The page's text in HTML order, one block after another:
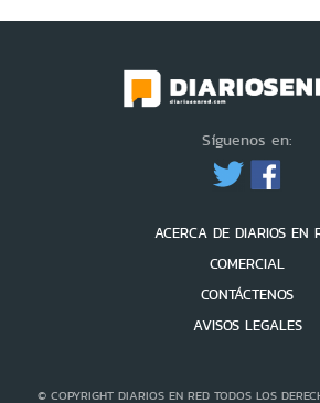
Síguenos en:
ACERCA DE DIARIOS EN
COMERCIAL
CONTÁCTENOS
AVISOS LEGALES
© COPYRIGHT DIARIOS EN RED TODOS LOS